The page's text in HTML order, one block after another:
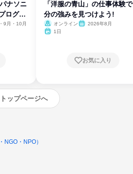
ナソニ
ログラ
9月・10月
「洋服の青山」の仕事体験
分の強みを見つけよう!
オンライン
2026年8月
1日
お気に入り
トップページへ
NGO・NPO）